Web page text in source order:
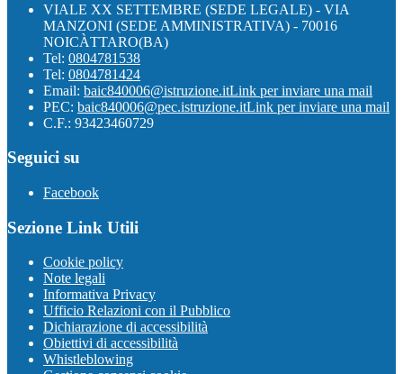
VIALE XX SETTEMBRE (SEDE LEGALE) - VIA
MANZONI (SEDE AMMINISTRATIVA) - 70016
NOICÀTTARO(BA)
Tel: 0804781538
Tel: 0804781424
Email: baic840006@istruzione.itLink per inviare una mail
PEC: baic840006@pec.istruzione.itLink per inviare una mail
C.F.: 93423460729
Seguici su
Facebook
Sezione Link Utili
Cookie policy
Note legali
Informativa Privacy
Ufficio Relazioni con il Pubblico
Dichiarazione di accessibilità
Obiettivi di accessibilità
Whistleblowing